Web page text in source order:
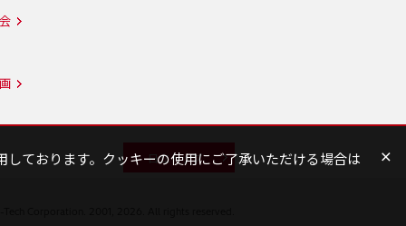
日立トップ
ております。クッキーの使用にご了承いただける場合は ×